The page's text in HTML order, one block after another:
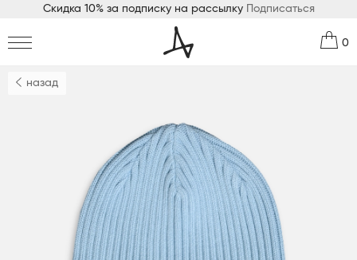
Скидка 10% за подписку на рассылку Подписаться
0
назад